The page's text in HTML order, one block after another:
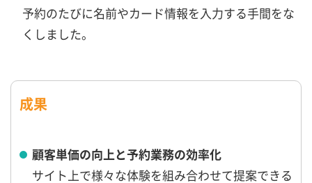
予約のたびに名前やカード情報を入力する手間をな
くしました。
成果
顧客単価の向上と予約業務の効率化
サイト上で様々な体験を組み合わせて提案できる